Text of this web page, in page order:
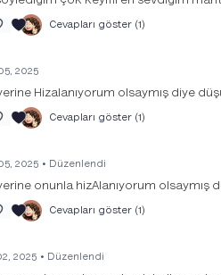
Cevapları göster (1)
2025
Hizalanıyorum olsaymış diye
Cevapları göster (1)
2025 • Düzenlendi
onunla hizAlanıyorum olsaymış
Cevapları göster (1)
2025 • Düzenlendi